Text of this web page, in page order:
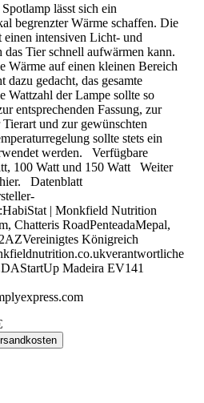
lässt sich ein
begrenzter Wärme schaffen. Die
intensiven Licht- und
Tier schnell aufwärmen kann.
Wärme auf einen kleinen Bereich
gedacht, das gesamte
Wattzahl der Lampe sollte so
entsprechenden Fassung, zur
und zur gewünschten
sollte stets ein
werden. Verfügbare
100 Watt und 150 Watt Weiter
Datenblatt
| Monkfield Nutrition
Chatteris RoadPenteadaMepal,
Königreich
Madeira EV141